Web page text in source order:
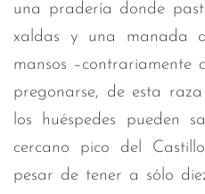
una pradería donde
xaldas y una manada
mansos –contrariamente
pregonarse, de esta
los huéspedes pueden
cercano pico del
pesar de tener a sólo